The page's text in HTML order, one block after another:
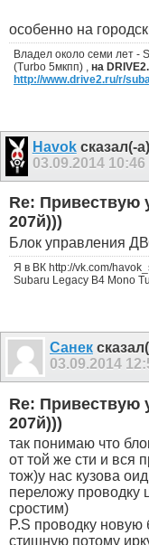
особенно на
Владел около семи лет -
(Turbo 5мкпп) , на
http://www.drive2.ru/r/
Havokсказал(-
03.09.2014 10:46
Re: Привествую
207й)))
Блок управления
Я в ВК http://vk.com/
Subaru Legacy B4 Mono
Санек
03.09.2014
Re: Привествую
207й)))
так понимаю что
от той же сти и вся
тож)у нас кузова
переложу проводку
сростим)
P.S проводку новую
стишную потому